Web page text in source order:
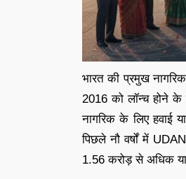
भारत की प्रमुख
2016 को लॉन्च होने के
नागरिक के लिए हवाई
पिछले नौ वर्षों में
1.56 करोड़ से अधिक